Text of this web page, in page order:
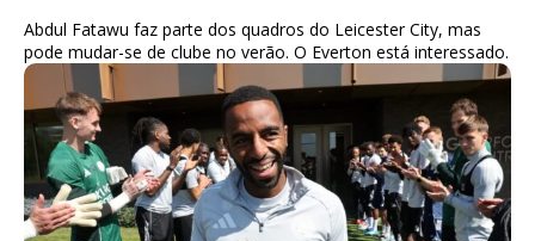
Abdul Fatawu faz parte dos quadros do Leicester City, mas
pode mudar-se de clube no verão. O Everton está interessado.